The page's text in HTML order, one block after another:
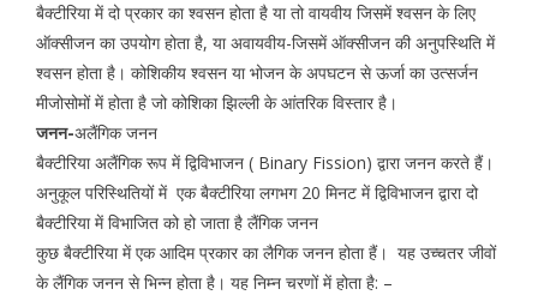
बैक्टीरिया में दो प्रकार का श्वसन होता है या तो वायवीय जिसमें श्वसन के लिए
ऑक्सीजन का उपयोग होता है, या अवायवीय-जिसमें ऑक्सीजन की अनुपस्थिति में
श्वसन होता है। कोशिकीय श्वसन या भोजन के अपघटन से ऊर्जा का उत्सर्जन
मीजोसोमों में होता है जो कोशिका झिल्ली के आंतरिक विस्तार है।
जनन-अलैंगिक जनन
बैक्टीरिया अलैंगिक रूप में द्विविभाजन ( Binary Fission) द्वारा जनन करते हैं।
अनुकूल परिस्थितियों में एक बैक्टीरिया लगभग 20 मिनट में द्विविभाजन द्वारा दो
बैक्टीरिया में विभाजित को हो जाता है लैंगिक जनन
कुछ बैक्टीरिया में एक आदिम प्रकार का लैगिक जनन होता हैं। यह उच्चतर जीवों
के लैंगिक जनन से भिन्न होता है। यह निम्न चरणों में होता है: –